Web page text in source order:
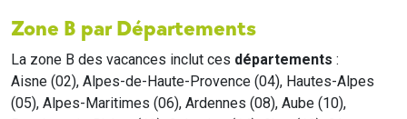
Zone B par Départements
La zone B des vacances inclut ces départements :
Aisne (02), Alpes-de-Haute-Provence (04), Hautes-Alpes
(05), Alpes-Maritimes (06), Ardennes (08), Aube (10),